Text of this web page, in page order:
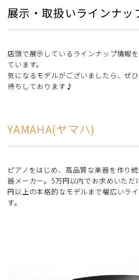
展示・取扱いラインナッ
店頭で展示しているラインナップ情報
ています。
気になるモデルがございましたら、ぜ
待ちしております♪
YAMAHA(ヤマハ)
ピアノをはじめ、高品質な楽器を作り
器メーカー。5万円以内でお求めいただ
円以上の本格的なモデルまで幅広いラ
す。